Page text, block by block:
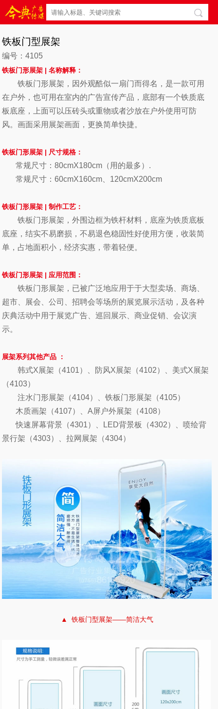
铁板门型展架
编号：4105
铁板门形展架 |名称解释：
铁板门形展架，因外观酷似一扇门而得名，是一款可用
在户外，也可用在室内的广告宣传产品，底部有一个铁质底
板底座，上面可以压砖头或重物或者沙放在户外使用可防
风。画面采用展架画面，更换简单快捷。
铁板门形展架 | 尺寸规格：
常规尺寸：80cmX180cm（用的最多）.
常规尺寸：60cmX160cm、120cmX200cm
铁板门形展架 |制作工艺：
铁板门形展架，外围边框为铁杆材料，底座为铁质底板
底座，结实不易磨损，不易退色稳固性好使用方便，收装简
单，占地面积小，经济实惠，带着轻便。
铁板门形展架 | 应用范围：
铁板门形展架 ， 已被广泛地应用于于大型卖场、商场、
超市、展会、公司、招聘会等场所的展览展示活动，及各种
庆典活动中用于展览广告、巡回展示、商业促销、会议演
示。
展架系列其他产品 ：
韩式X展架 （4101）、 防风X展架 （4102）、 美式X展架
（4103）
注水门形展架 （4104）、铁板门形展架 （4105）
木质画架 （4107）、A屏户外展架 （4108）
快速屏幕背景 （4301）、 LED背景板 （4302）、 喷绘背
景行架 （4303）、拉网展架 （4304）
▲ 铁板门型展架——简洁大气